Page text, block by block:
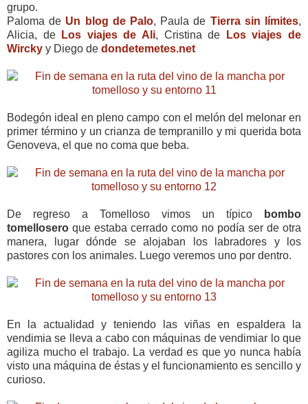
grupo.
Paloma de Un blog de Palo, Paula de Tierra sin límites,
Alicia, de
Los viajes de Ali, Cristina de
Los viajes de
Wircky y Diego de dondetemetes.net
Bodegón ideal en pleno campo con el melón del melonar en
primer término y un crianza de tempranillo y mi querida bota
Genoveva, el que no coma que beba.
De regreso a Tomelloso vimos un típico
bombo
tomellosero que estaba cerrado como no podía ser de otra
manera, lugar dónde se alojaban los labradores y los
pastores con los animales. Luego veremos uno por dentro.
En la actualidad y teniendo las viñas en espaldera la
vendimia se lleva a cabo con máquinas de vendimiar lo que
agiliza mucho el trabajo. La verdad es que yo nunca había
visto una máquina de éstas y el funcionamiento es sencillo y
curioso.